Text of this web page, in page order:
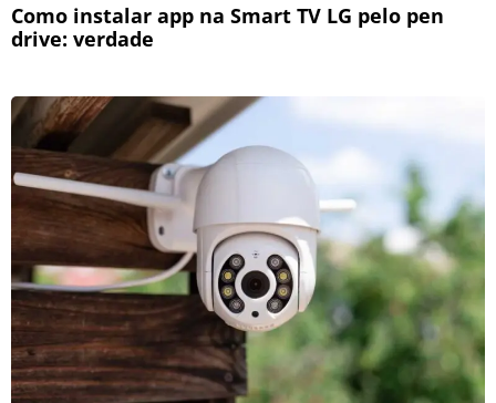
Como instalar app na Smart TV LG pelo pen
drive: verdade